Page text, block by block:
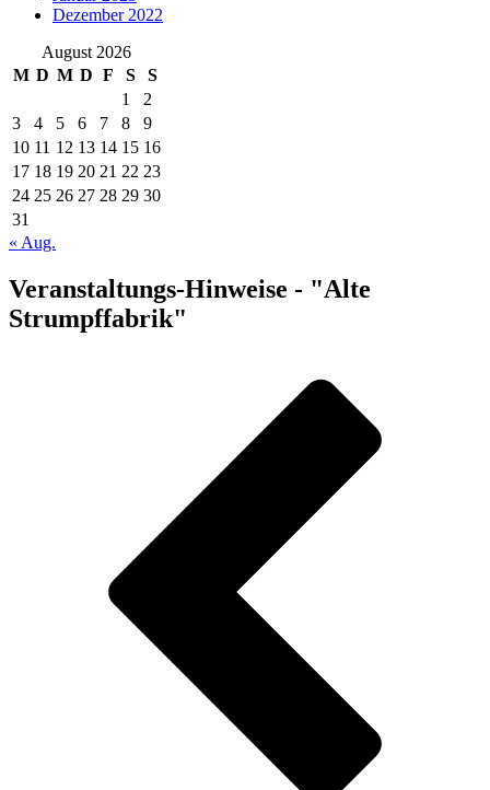
Dezember 2022
August 2026
M D M D F S
S
1
2
3
4 5 6 7 8
9
10 11 12 13 14 15 16
17 18 19 20 21 22 23
24 25 26 27 28 29 30
31
« Aug.
Veranstaltungs-Hinweise - "Alte
Strumpffabrik"